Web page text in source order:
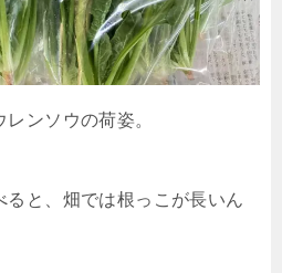
ンソウの荷姿。
ると、畑では根っこが長いん